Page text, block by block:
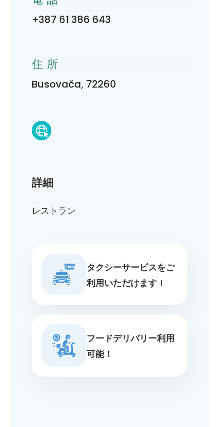
詳細
レストラン
タクシーサービスをご
利用いただけます！
フードデリバリー利用
可能！
+387 61 386 643
住所
Busovača, 72260